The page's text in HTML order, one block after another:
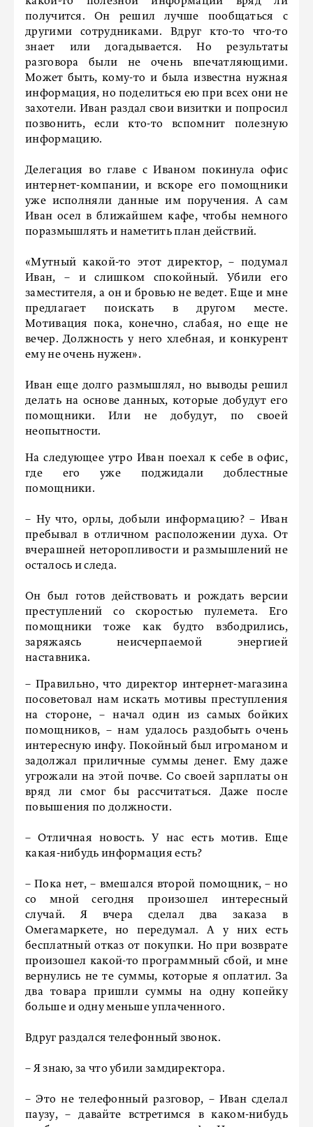
получится. Он решил лучше пообщаться с
другими сотрудниками. Вдруг кто-то что-то
знает или догадывается. Но результаты
разговора были не очень впечатляющими.
Может быть, кому-то и была известна нужная
информация, но поделиться ею при всех они не
захотели. Иван раздал свои визитки и попросил
позвонить, если кто-то вспомнит полезную
информацию.
Делегация во главе с Иваном покинула офис
интернет-компании, и вскоре его помощники
уже исполняли данные им поручения. А сам
Иван осел в ближайшем кафе, чтобы немного
поразмышлять и наметить план действий.
«Мутный какой-то этот директор, – подумал
Иван, – и слишком спокойный. Убили его
заместителя, а он и бровью не ведет. Еще и мне
предлагает поискать в другом месте.
Мотивация пока, конечно, слабая, но еще не
вечер. Должность у него хлебная, и конкурент
ему не очень нужен».
Иван еще долго размышлял, но выводы решил
делать на основе данных, которые добудут его
помощники. Или не добудут, по своей
неопытности.
На следующее утро Иван поехал к себе в офис,
где его уже поджидали доблестные
помощники.
– Ну что, орлы, добыли информацию? – Иван
пребывал в отличном расположении духа. От
вчерашней неторопливости и размышлений не
осталось и следа.
Он был готов действовать и рождать версии
преступлений со скоростью пулемета. Его
помощники тоже как будто взбодрились,
заряжаясь неисчерпаемой энергией
наставника.
– Правильно, что директор интернет-магазина
посоветовал нам искать мотивы преступления
на стороне, – начал один из самых бойких
помощников, – нам удалось раздобыть очень
интересную инфу. Покойный был игроманом и
задолжал приличные суммы денег. Ему даже
угрожали на этой почве. Со своей зарплаты он
вряд ли смог бы рассчитаться. Даже после
повышения по должности.
– Отличная новость. У нас есть мотив. Еще
какая-нибудь информация есть?
– Пока нет, – вмешался второй помощник, – но
со мной сегодня произошел интересный
случай. Я вчера сделал два заказа в
Омегамаркете, но передумал. А у них есть
бесплатный отказ от покупки. Но при возврате
произошел какой-то программный сбой, и мне
вернулись не те суммы, которые я оплатил. За
два товара пришли суммы на одну копейку
больше и одну меньше уплаченного.
Вдруг раздался телефонный звонок.
– Я знаю, за что убили замдиректора.
– Это не телефонный разговор, – Иван сделал
паузу, – давайте встретимся в каком-нибудь